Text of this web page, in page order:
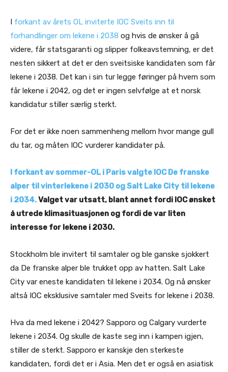
I forkant av årets OL inviterte IOC Sveits inn til
forhandlinger om lekene i 2038 og hvis de ønsker å gå
videre, får statsgaranti og slipper folkeavstemning, er det
nesten sikkert at det er den sveitsiske kandidaten som får
lekene i 2038. Det kan i sin tur legge føringer på hvem som
får lekene i 2042, og det er ingen selvfølge at et norsk
kandidatur stiller særlig sterkt.
For det er ikke noen sammenheng mellom hvor mange gull
du tar, og måten IOC vurderer kandidater på.
I forkant av sommer-OL i Paris valgte IOC De franske
alper til vinterlekene i 2030 og Salt Lake City til lekene
i 2034.Valget var utsatt, blant annet fordi IOC ønsket
å utrede klimasituasjonen og fordi de var liten
interesse for lekene i 2030.
Stockholm ble invitert til samtaler og ble ganske sjokkert
da De franske alper ble trukket opp av hatten. Salt Lake
City var eneste kandidaten til lekene i 2034. Og nå ønsker
altså IOC eksklusive samtaler med Sveits for lekene i 2038.
Hva da med lekene i 2042? Sapporo og Calgary vurderte
lekene i 2034. Og skulle de kaste seg inn i kampen igjen,
stiller de sterkt. Sapporo er kanskje den sterkeste
kandidaten, fordi det er i Asia. Men det er også en asiatisk